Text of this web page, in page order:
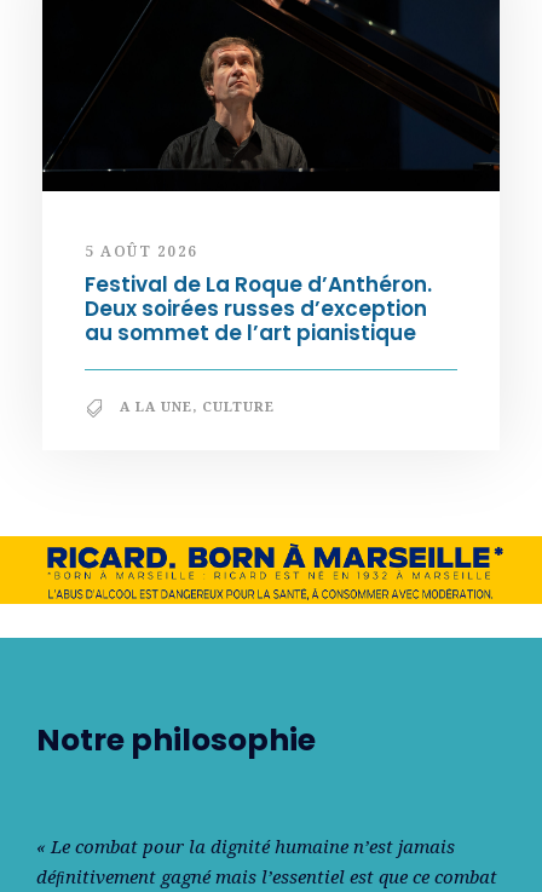
5 AOÛT 2026
Festival de La Roque d’Anthéron.
Deux soirées russes d’exception
au sommet de l’art pianistique
A LA UNE, CULTURE
Notre philosophie
« Le combat pour la dignité humaine n’est jamais
déﬁnitivement gagné mais l’essentiel est que ce combat